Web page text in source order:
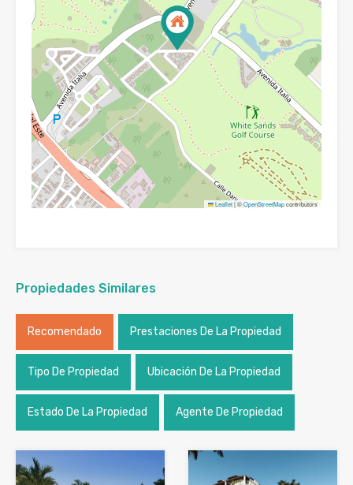
Leaflet|©OpenStreetMapcontributors
Propiedades Similares
Recomendado Prestaciones De La Propiedad
Tipo De Propiedad Ubicación De La Propiedad
Estado De La Propiedad Agente De Propiedad